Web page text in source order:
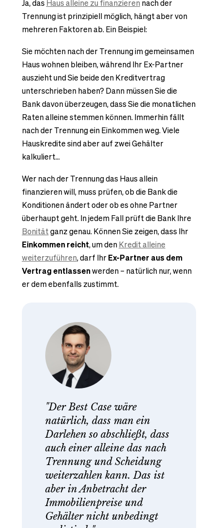
Ja, das Haus alleine zu finanzieren nach der
Trennung ist prinzipiell möglich, hängt aber von
mehreren Faktoren ab. Ein Beispiel:
Sie möchten nach der Trennung im gemeinsamen
Haus wohnen bleiben, während Ihr Ex-Partner
auszieht und Sie beide den Kreditvertrag
unterschrieben haben? Dann müssen Sie die
Bank davon überzeugen, dass Sie die monatlichen
Raten alleine stemmen können. Immerhin fällt
nach der Trennung ein Einkommen weg. Viele
Hauskredite sind aber auf zwei Gehälter
kalkuliert…
Wer nach der Trennung das Haus allein
finanzieren will, muss prüfen, ob die Bank die
Konditionen ändert oder ob es ohne Partner
überhaupt geht. In jedem Fall prüft die Bank Ihre
Bonitätganz genau. Können Sie zeigen, dass Ihr
Einkommen reicht, um denKredit alleine
weiterzuführen, darf IhrEx-Partner aus dem
Vertrag entlassenwerden – natürlich nur, wenn
er dem ebenfalls zustimmt.
"Der Best Case wäre
natürlich, dass man ein
Darlehen so abschließt, dass
auch einer alleine das nach
Trennung und Scheidung
weiterzahlen kann. Das ist
aber in Anbetracht der
Immobilienpreise und
Gehälter nicht unbedingt